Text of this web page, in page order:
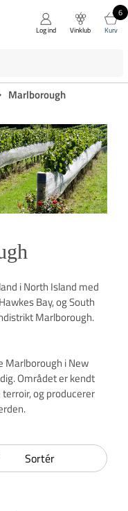
Luk
Log ind Vinklub
6
Kurv
Marlborough
i North Island med
Bay, og South
Marlborough.
Marlborough i New
Området er kendt
og producerer
Sortér